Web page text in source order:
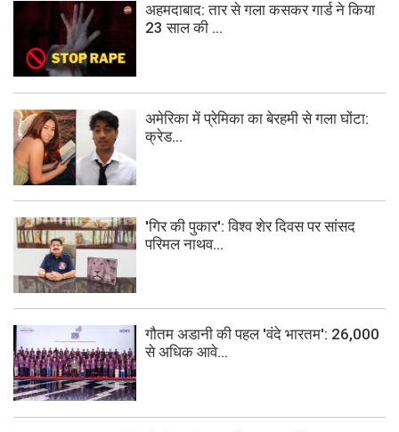
अहमदाबाद: तार से गला कसकर गार्ड ने किया
23 साल की ...
अमेरिका में प्रेमिका का बेरहमी से गला घोंटा:
क्रेड...
'गिर की पुकार': विश्व शेर दिवस पर सांसद
परिमल नाथव...
गौतम अडानी की पहल 'वंदे भारतम': 26,000
से अधिक आवे...